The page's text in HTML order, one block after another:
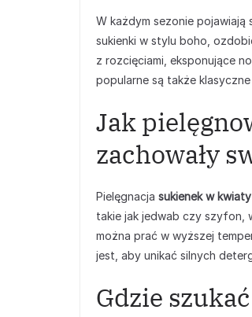
W każdym sezonie pojawiają
sukienki w stylu boho,
z rozcięciami, eksponujące
popularne są także klasyczne
Jak
zachowały
Pielęgnacja sukienek w kwiaty
takie jak jedwab czy szyfon,
można prać w wyższej
jest, aby unikać silnych
Gdzie